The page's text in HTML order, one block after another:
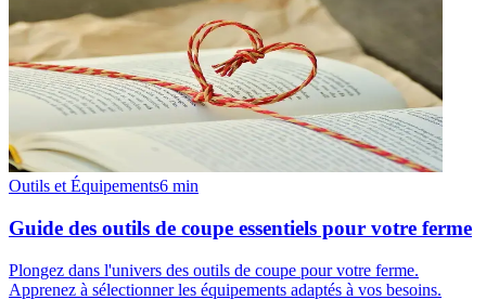
Outils et Équipements6 min
Guide des outils de coupe essentiels pour votre ferme
Plongez dans l'univers des outils de coupe pour votre ferme.
Apprenez à sélectionner les équipements adaptés à vos besoins.